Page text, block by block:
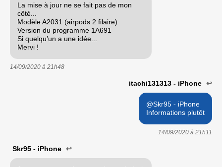
La mise à jour ne se fait pas de mon
côté...
Modèle A2031 (airpods 2 filaire)
Version du programme 1A691
Si quelqu’un a une idée...
Mervi !
14/09/2020 à 21h48
itachi131313 - iPhone ↩
@Skr95 - iPhone
Informations plutôt
14/09/2020 à 21h11
Skr95 - iPhone ↩